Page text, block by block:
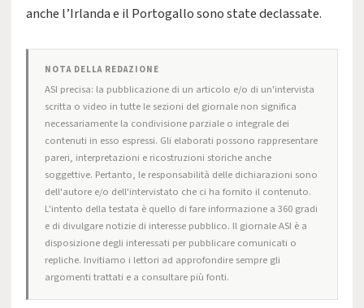
anche l’Irlanda e il Portogallo sono state declassate.
NOTA DELLA REDAZIONE
ASI precisa: la pubblicazione di un articolo e/o di un'intervista
scritta o video in tutte le sezioni del giornale non significa
necessariamente la condivisione parziale o integrale dei
contenuti in esso espressi. Gli elaborati possono rappresentare
pareri, interpretazioni e ricostruzioni storiche anche
soggettive. Pertanto, le responsabilità delle dichiarazioni sono
dell'autore e/o dell'intervistato che ci ha fornito il contenuto.
L'intento della testata è quello di fare informazione a 360 gradi
e di divulgare notizie di interesse pubblico. Il giornale ASI è a
disposizione degli interessati per pubblicare comunicati o
repliche. Invitiamo i lettori ad approfondire sempre gli
argomenti trattati e a consultare più fonti.